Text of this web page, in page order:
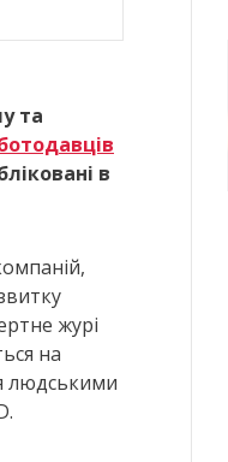
та
в
журі
на
людськими